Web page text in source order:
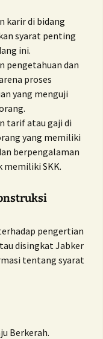
karir di bidang
syarat penting
ini.
pengetahuan dan
proses
yang menguji
tarif atau gaji di
yang memiliki
berpengalaman
memiliki SKK.
pengertian
disingkat Jabker
tentang syarat
Berkerah.